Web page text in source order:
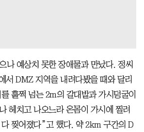
나 예상치 못한 장애물과 만났다. 정씨
서 DMZ 지역을 내려다봤을 때와 달리
훌쩍 넘는 2m의 갈대밭과 가시덩굴이
헤치고 나오느라 온몸이 가시에 찔려
찢어졌다”고 했다. 약 2km 구간의 D